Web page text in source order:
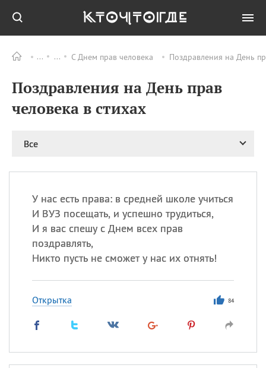
С Днем прав человека Поздравления на День
Поздравления на День прав
человека в стихах
Все
У нас есть права: в средней школе учиться
И ВУЗ посещать, и успешно трудиться,
И я вас спешу с Днем всех прав
поздравлять,
Никто пусть не сможет у нас их отнять!
Открытка 84
ПРАЗДНИКИ Все
09.08
День памяти
великомученика и
Николая Чудотворца
11.08 День полета на
11.08 День Святой Клары —
покровительницы
телевидения
ИМЕНА
Герман Иван, Еще
Анфиса